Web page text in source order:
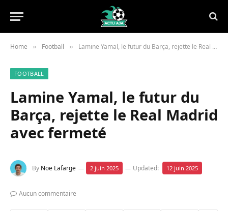
Home » Football » Lamine Yamal, le futur du Barça, rejette le Real Madrid avec fermeté
FOOTBALL
Lamine Yamal, le futur du
Barça, rejette le Real Madrid
avec fermeté
By Noe Lafarge 2 juin 2025 Updated: 12 juin 2025
Aucun commentaire